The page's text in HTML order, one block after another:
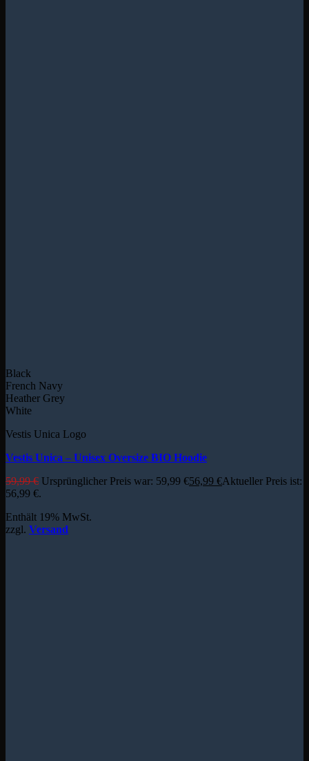
Black
French Navy
Heather Grey
White
Vestis Unica Logo
Vestis Unica – Unisex Oversize BIO Hoodie
59,99€ Ursprünglicher Preis war: 59,99 €56,99 €Aktueller Preis ist:
56,99 €.
Enthält 19% MwSt.
zzgl. Versand